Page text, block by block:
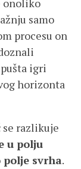
onoliko
samo
procesu on
igri
horizonta
se razlikuje
u polju
svrha.